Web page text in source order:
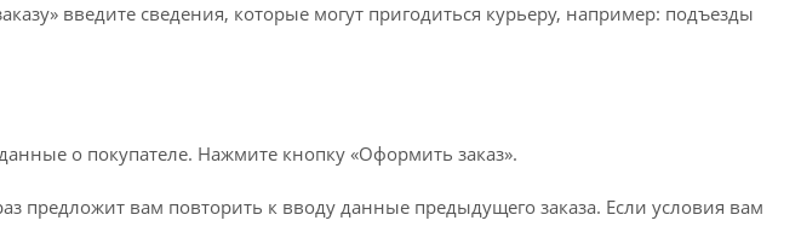
введите сведения, которые могут пригодиться курьеру, например: подъезды
о покупателе. Нажмите кнопку «Оформить заказ».
вам повторить к вводу данные предыдущего заказа. Если условия вам